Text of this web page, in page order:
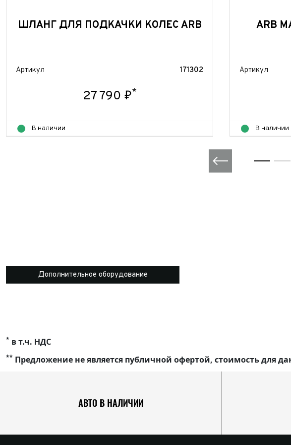
ШЛАНГ ДЛЯ ПОДКАЧКИ КОЛЕС ARB
Артикул 171302
27 790 ₽*
В наличии
ARB
Артикул
В наличии
Дополнительное оборудование
* в т.ч. НДС
** Предложение не является публичной офертой, стоимость для
АВТО В НАЛИЧИИ